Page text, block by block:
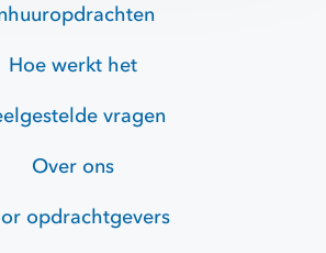
Hoe werkt het
vragen
Over ons
opdrachtgevers